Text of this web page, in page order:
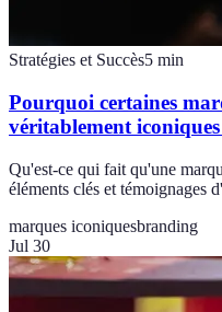
Stratégies et Succès5 min
Pourquoi certaines
véritablement
Qu'est-ce qui fait qu'une
éléments clés et témoignages
marques iconiquesbranding
Jul 30